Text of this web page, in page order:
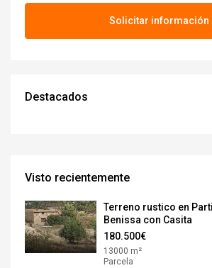
Solicitar información
Destacados
Visto recientemente
Terreno rustico en
Benissa con Casita
180.500€
13000 m²
Parcela